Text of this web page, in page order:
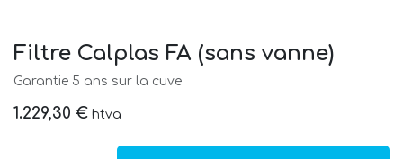
Filtre Calplas FA (sans vanne)
Garantie 5 ans sur la cuve
1.229,30 € htva